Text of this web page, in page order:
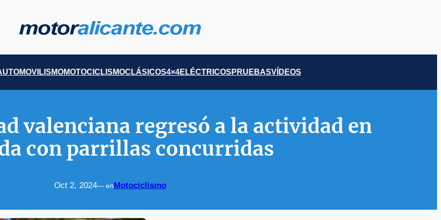
MOTOCICLISMOCLÁSICOS4×4ELÉCTRICOS PRUEBASVÍDEOS
valenciana regresó a la actividad en
con parrillas concurridas
Oct 2, 2024— enMotociclismo